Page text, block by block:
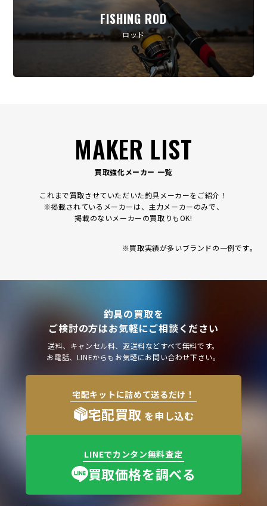
FISHING ROD
ロッド
MAKER LIST
買取強化メーカー 一覧
これまで買取させていただいた釣具メーカーをご紹介！
※掲載されているメーカーは、主力メーカーのみで、
掲載のないメーカーの買取りもOK!
※買取実績が多いブランドの一例です｡
釣具の買取を
ご検討の方はお気軽にご相談ください
送料、キャンセル料、返送料などすべて無料です。
お電話、LINEからもお気軽にお問い合わせ下さい。
宅配キットに詰めて送るだけ！
宅配買取 を申し込む
LINEでカンタン無料査定
買取価格を調べる